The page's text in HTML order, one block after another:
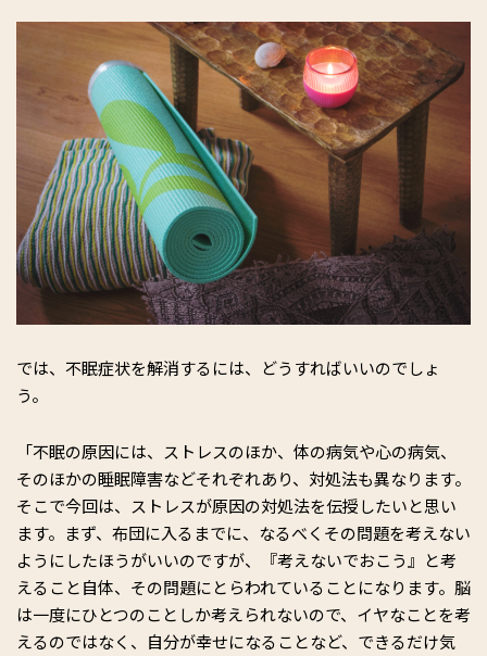
では、不眠症状を解消するには、どうすればいいのでしょ
う。
「不眠の原因には、ストレスのほか、体の病気や心の病気、
そのほかの睡眠障害などそれぞれあり、対処法も異なります。
そこで今回は、ストレスが原因の対処法を伝授したいと思い
ます。まず、布団に入るまでに、なるべくその問題を考えない
ようにしたほうがいいのですが、『考えないでおこう』と考
えること自体、その問題にとらわれていることになります。脳
は一度にひとつのことしか考えられないので、イヤなことを考
えるのではなく、自分が幸せになることなど、できるだけ気